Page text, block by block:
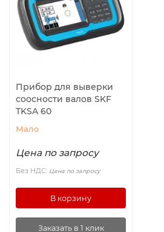
Прибор для выверки
соосности валов SKF
TKSA 60
Мало
Цена по запросу
Без НДС: Цена по запросу
В корзину
Заказать в 1 клик